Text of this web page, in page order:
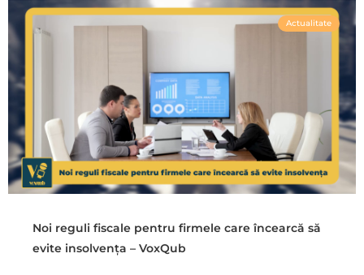
Actualitate
Noi reguli fiscale pentru firmele care încearcă să
evite insolvența – VoxQub